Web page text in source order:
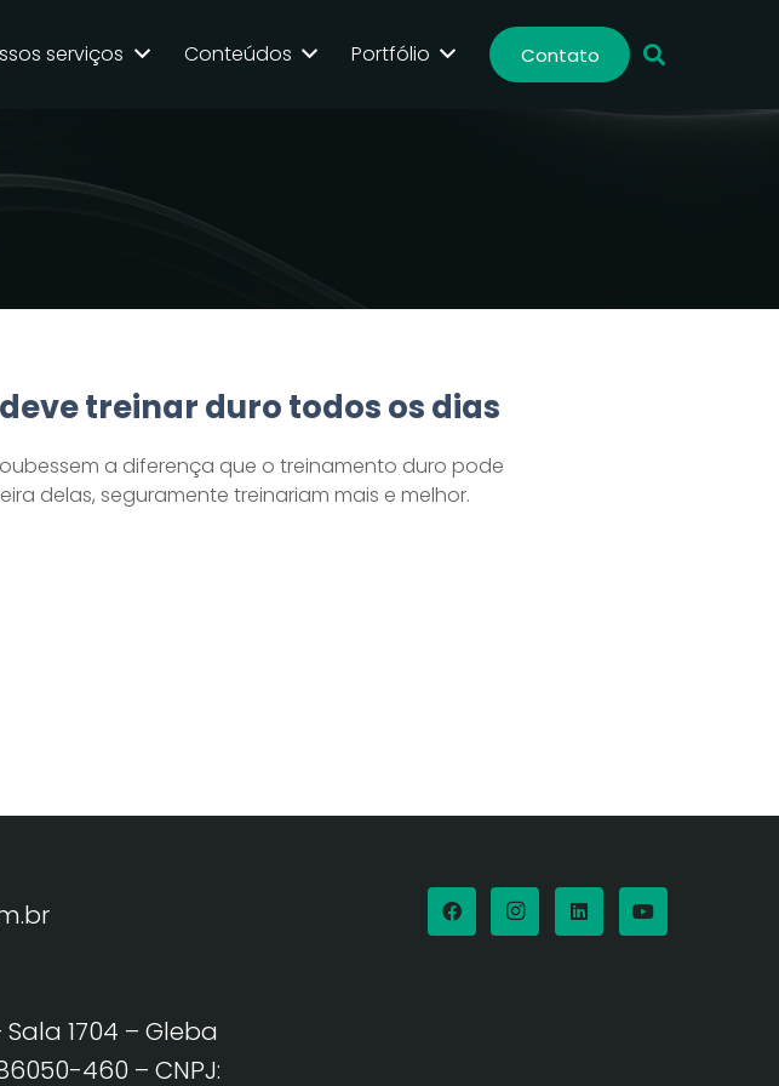
serviços Conteúdos Portfólio Contato
treinar duro todos os dias
a diferença que o treinamento duro pode
delas, seguramente treinariam mais e melhor.
1704 – Gleba
460 – CNPJ: